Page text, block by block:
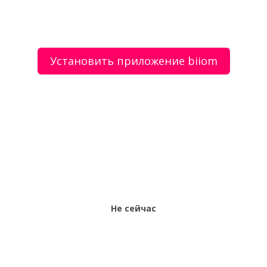
О сервисе Объявления
Добавить объявление
Установить приложение biiom
Не сейчас